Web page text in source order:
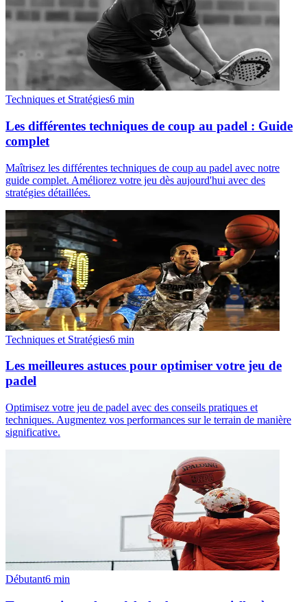
Techniques et Stratégies6 min
Les différentes techniques de coup au padel : Guide
complet
Maîtrisez les différentes techniques de coup au padel avec notre
guide complet. Améliorez votre jeu dès aujourd'hui avec des
stratégies détaillées.
Techniques et Stratégies6 min
Les meilleures astuces pour optimiser votre jeu de
padel
Optimisez votre jeu de padel avec des conseils pratiques et
techniques. Augmentez vos performances sur le terrain de manière
significative.
Débutant6 min